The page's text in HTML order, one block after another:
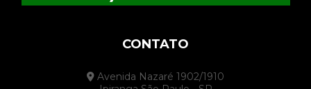
CONTATO
Avenida Nazaré 1902/1910